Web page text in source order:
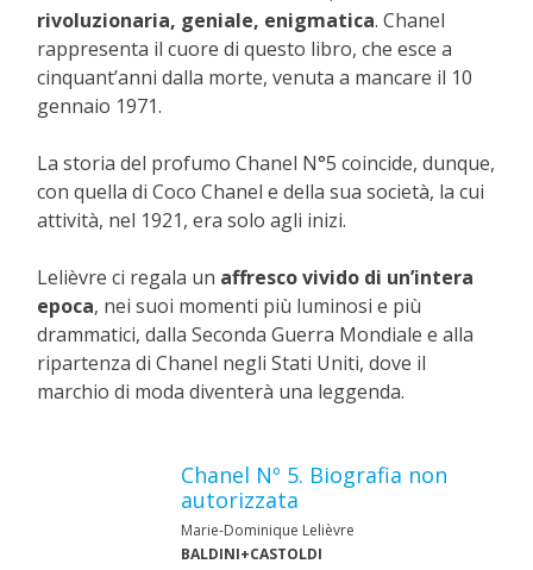
rivoluzionaria, geniale, enigmatica. Chanel
rappresenta il cuore di questo libro, che esce a
cinquant’anni dalla morte, venuta a mancare il 10
gennaio 1971.
La storia del profumo Chanel N°5 coincide, dunque,
con quella di Coco Chanel e della sua società, la cui
attività, nel 1921, era solo agli inizi.
Lelièvre ci regala un affresco vivido di un’intera
epoca, nei suoi momenti più luminosi e più
drammatici, dalla Seconda Guerra Mondiale e alla
ripartenza di Chanel negli Stati Uniti, dove il
marchio di moda diventerà una leggenda.
Chanel Nº 5. Biografia non
autorizzata
Marie-Dominique Lelièvre
BALDINI+CASTOLDI